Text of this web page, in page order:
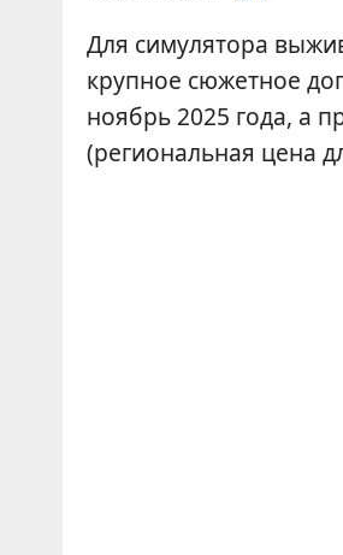
Для симулятора
крупное сюжетное
ноябрь 2025 года, а
(региональная цена